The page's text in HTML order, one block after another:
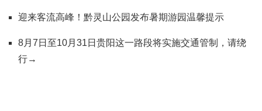
迎来客流高峰！黔灵山公园发布暑期游园温馨提示
8月7日至10月31日贵阳这一路段将实施交通管制，请绕
行→